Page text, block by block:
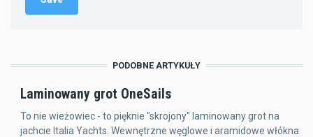
PODOBNE ARTYKUŁY
Laminowany grot OneSails
To nie wieżowiec - to pięknie "skrojony" laminowany grot na
jachcie Italia Yachts. Wewnętrzne węglowe i aramidowe włókna